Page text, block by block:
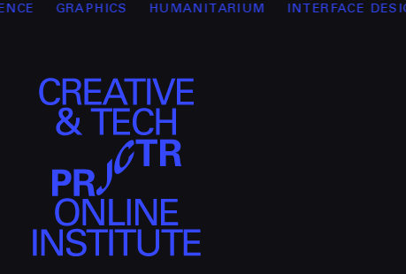
GRAPHICS HUMANITARIUM INTERFACE DESIGN